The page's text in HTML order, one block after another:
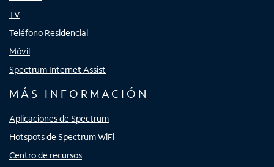
TV
Teléfono Residencial
Móvil
Spectrum Internet Assist
MÁS INFORMACIÓN
Aplicaciones de Spectrum
Hotspots de Spectrum WiFi
Centro de recursos